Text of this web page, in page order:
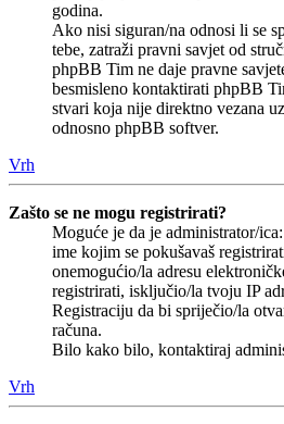
godina.
Ako nisi siguran/na odnosi li se
tebe, zatraži pravni savjet od
phpBB Tim ne daje pravne
besmisleno kontaktirati phpBB
stvari koja nije direktno vezana
odnosno phpBB softver.
Vrh
Zašto se ne mogu registrirati?
Moguće je da je administrator/
ime kojim se pokušavaš
onemogućio/la adresu
registrirati, isključio/la tvoju IP
Registraciju da bi spriječio/la
računa.
Bilo kako bilo, kontaktiraj
Vrh